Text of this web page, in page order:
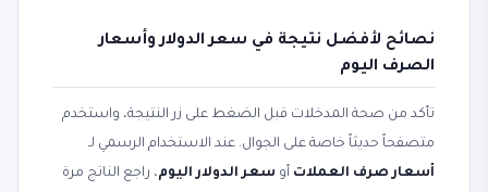
نصائح لأفضل نتيجة في سعر الدولار وأسعار
الصرف اليوم
تأكد من صحة المدخلات قبل الضغط على زر النتيجة، واستخدم
متصفحاً حديثاً خاصة على الجوال. عند الاستخدام الرسمي لـ
أسعار صرف العملات أو سعر الدولار اليوم، راجع الناتج مرة